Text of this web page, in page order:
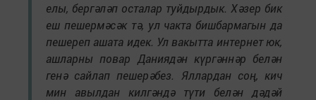
елы, бергәләп осталар туйдырдык. Хәзер бик
еш пешермәсәк тә, ул чакта бишбармагын да
пешереп ашата идек. Ул вакытта интернет юк,
ашларны повар Даниядән күргәннәр белән
генә сайлап пешерәбез. Яллардан соң, кич
мин авылдан килгәндә түти белән дәдәй